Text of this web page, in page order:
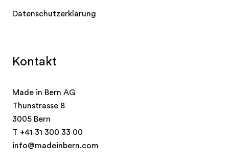
Kontakt
Made in Bern AG
Thunstrasse 8
3005 Bern
T +41 31 300 33 00
info@madeinbern.com
Datenschutzerklärung